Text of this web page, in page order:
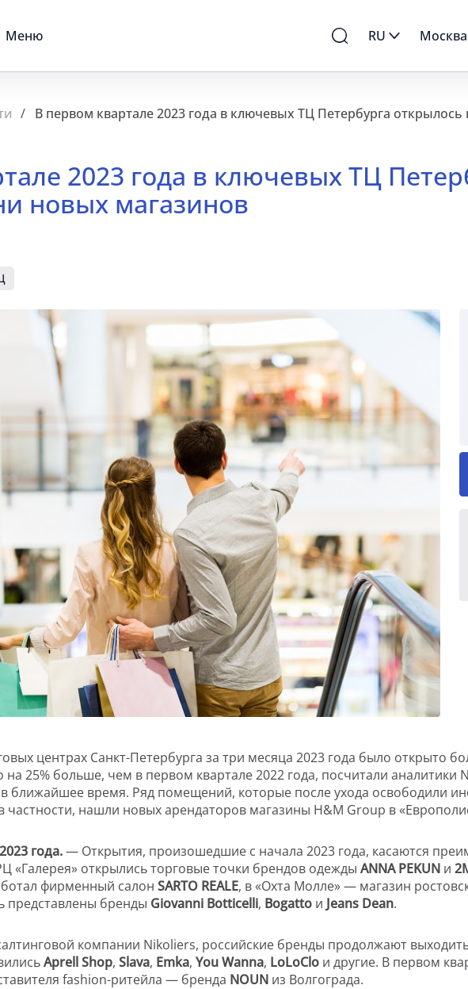
Меню RU Москва
В первом квартале 2023 года в ключевых ТЦ Петербурга
2023 года в ключевых ТЦ
новых магазинов
центрах Санкт-Петербурга за три месяца 2023 года было открыто
25% больше, чем в первом квартале 2022 года, посчитали аналитики
в ближайшее время. Ряд помещений, которые после ухода освободили
нашли новых арендаторов магазины H&M Group в
года.— Открытия, произошедшие с начала 2023 года, касаются
«Галерея» открылись торговые точки брендов одежды ANNA PEKUN и
фирменный салон SARTO REALE, в «Охта Молле» — магазин
представлены бренды Giovanni Botticelli, Bogatto и Jeans Dean.
компании Nikoliers, российские бренды продолжают
Aprell Shop, Slava, Emka, You Wanna, LoLoClo и другие. В первом
fashion-ритейла — бренда NOUN из Волгограда.